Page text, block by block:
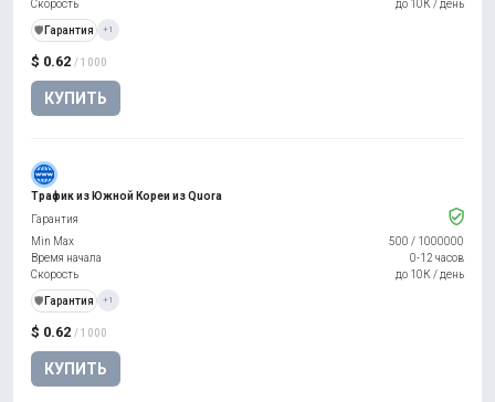
$ 0.62 / 1000
КУПИТЬ
Скорость
до 10К / день
️🛡️ Гарантия +1
Трафик из Южной Кореи из Quora
$ 0.62 / 1000
КУПИТЬ
Гарантия
Min Max
500 / 1000000
Время начала
0-12 часов
Скорость
до 10К / день
️🛡️ Гарантия +1